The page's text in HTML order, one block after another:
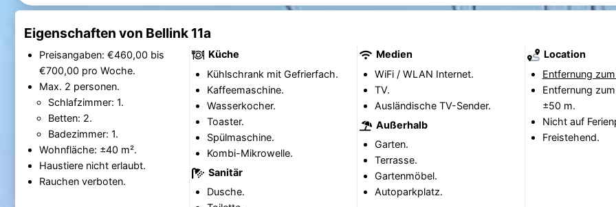
Eigenschaften von Bellink 11a
Preisangaben: €460,00 bis
€700,00 pro Woche.
Max. 2 personen.
Schlafzimmer: 1.
Betten: 2.
Badezimmer: 1.
Wohnfläche: ±40 m².
Haustiere nicht erlaubt.
Rauchen verboten.
Küche
Kühlschrank mit Gefrierfach.
Kaffeemaschine.
Wasserkocher.
Toaster.
Spülmaschine.
Kombi-Mikrowelle.
Sanitär
Dusche.
Medien
WiFi / WLAN Internet.
TV.
Ausländische TV-Sender.
Außerhalb
Garten.
Terrasse.
Gartenmöbel.
Autoparkplatz.
Location
Entfernung
Entfernung
±50 m.
Nicht auf
Freistehend.